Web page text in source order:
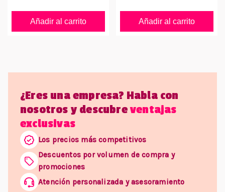
Añadir al carrito Añadir al carrito
¿Eres una empresa? Habla con
nosotros y descubreventajas
exclusivas
Los precios más competitivos
Descuentos por volumen de compra y
promociones
Atención personalizada y asesoramiento